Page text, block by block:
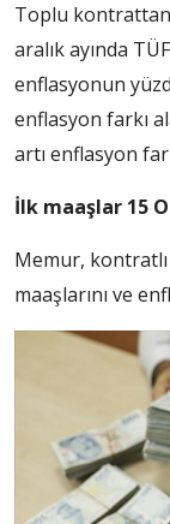
Toplu kontrattan
aralık ayında
enflasyonun
enflasyon farkı
artı enflasyon
İlk maaşlar 15
Memur, kontratlı
maaşlarını ve